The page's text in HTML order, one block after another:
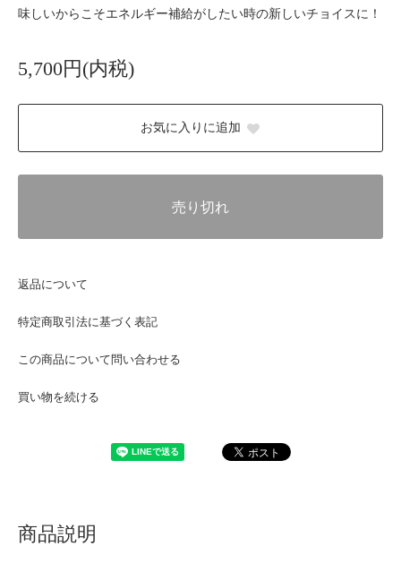
味しいからこそエネルギー補給がしたい時の新しいチョイスに！
5,700円(内税)
お気に入りに追加
売り切れ
返品について
特定商取引法に基づく表記
この商品について問い合わせる
買い物を続ける
商品説明